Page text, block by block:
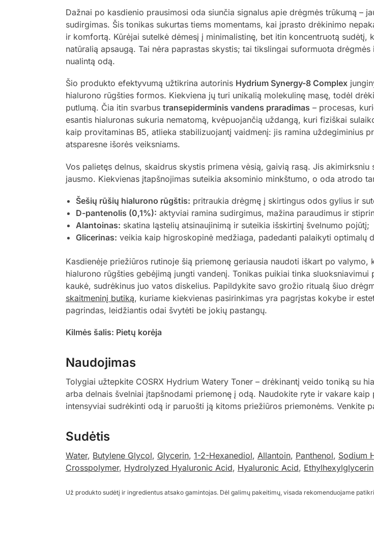
Dažnai po kasdienio prausimosi oda siunčia signalus apie drėgmės trūkumą –
sudirgimas. Šis tonikas sukurtas tiems momentams, kai įprasto drėkinimo
ir komfortą. Kūrėjai sutelkė dėmesį į minimalistinę, bet itin koncentruotą
natūralią apsaugą. Tai nėra paprastas skystis; tai tikslingai suformuota
nualintą odą.
Šio produkto efektyvumą užtikrina autorinis Hydrium Synergy-8 Complex
hialurono rūgšties formos. Kiekviena jų turi unikalią molekulinę masę, todėl
putlumą. Čia itin svarbus transepiderminis vandens praradimas – procesas,
esantis hialuronas sukuria nematomą, kvėpuojančią uždangą, kuri fiziškai
kaip provitaminas B5, atlieka stabilizuojantį vaidmenį: jis ramina uždegiminius
atsparesne išorės veiksniams.
Vos palietęs delnus, skaidrus skystis primena vėsią, gaivią rasą. Jis
jausmo. Kiekvienas įtapšnojimas suteikia aksominio minkštumo, o oda atrodo
Šešių rūšių hialurono rūgštis: pritraukia drėgmę į skirtingus odos gylius ir
D-pantenolis (0,1%): aktyviai ramina sudirgimus, mažina paraudimus ir
Alantoinas: skatina ląstelių atsinaujinimą ir suteikia išskirtinį švelnumo pojūtį;
Glicerinas: veikia kaip higroskopinė medžiaga, padedanti palaikyti optimalų
Kasdienėje priežiūros rutinoje šią priemonę geriausia naudoti iškart po
hialurono rūgšties gebėjimą jungti vandenį. Tonikas puikiai tinka
kaukė, sudrėkinus juo vatos diskelius. Papildykite savo grožio ritualą šiuo
skaitmeninį butiką, kuriame kiekvienas pasirinkimas yra pagrįstas kokybe ir
pagrindas, leidžiantis odai švytėti be jokių pastangų.
Kilmės šalis: Pietų korėja
Naudojimas
Tolygiai užtepkite COSRX Hydrium Watery Toner – drėkinantį veido toniką su
arba delnais švelniai įtapšnodami priemonę į odą. Naudokite ryte ir vakare
intensyviai sudrėkinti odą ir paruošti ją kitoms priežiūros priemonėms. Venkite
Sudėtis
Water, Butylene Glycol, Glycerin, 1-2-Hexanediol, Allantoin, Panthenol, Sodium
Crosspolymer, Hydrolyzed Hyaluronic Acid, Hyaluronic Acid, Ethylhexylglycerin
Už produkto sudėtį ir ingredientus atsako gamintojas. Dėl galimų pakeitimų, visada rekomenduojame